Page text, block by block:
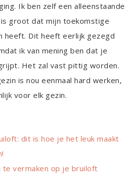
Ik ben zelf een alleenstaande
groot dat mijn toekomstige
heeft. Dit heeft eerlijk gezegd
ik van mening ben dat je
Het zal vast pittig worden.
is nou eenmaal hard werken,
voor elk gezin.
dit is hoe je het leuk maakt
te vermaken op je bruiloft